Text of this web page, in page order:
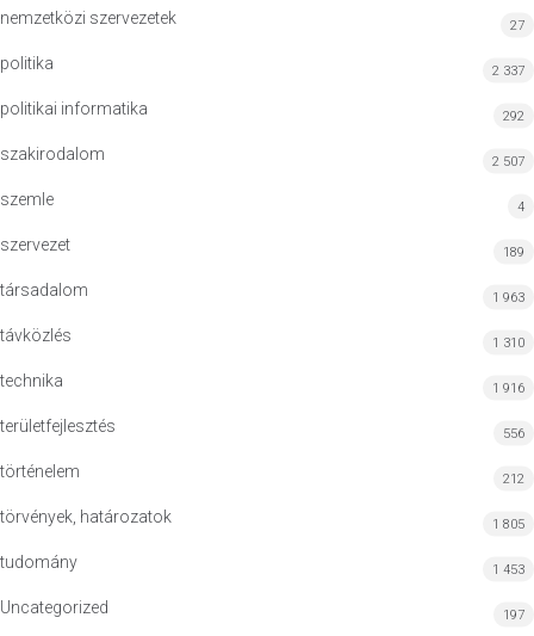
nemzetközi szervezetek 27
politika 2 337
politikai informatika 292
szakirodalom 2 507
szemle 4
szervezet 189
társadalom 1 963
távközlés 1 310
technika 1 916
területfejlesztés 556
történelem 212
törvények, határozatok 1 805
tudomány 1 453
Uncategorized 197